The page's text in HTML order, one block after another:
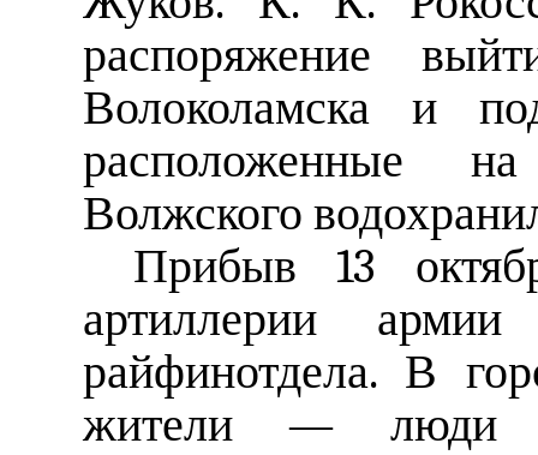
распоряжение
Волоколамска и
расположенные
Волжского
Прибыв 13
артиллерии
райфинотдела. В
жители — люди